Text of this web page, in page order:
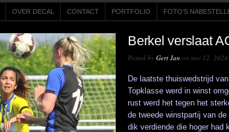
OVER DECAL CONTACT PORTFOLIO FOTO’S
Berkel verslaat
Posted by Gert Jan on mei 12, 2024
De laatste thuiswedstrijd
Topklasse werd in winst
rust werd het tegen het
de tweede winstpartij van
dik verdiende die hoger had